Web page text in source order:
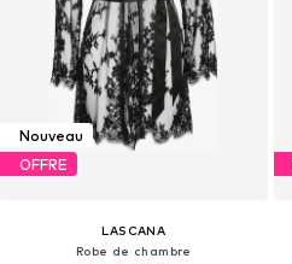
Nouveau
OFFRE
LASCANA
Robe de chambre